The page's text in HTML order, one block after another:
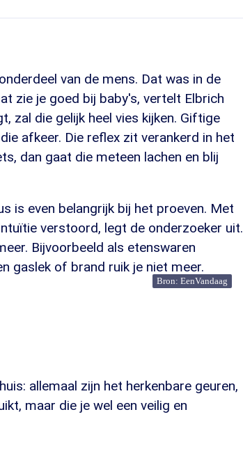
van de mens. Dat was in de
zie je goed bij baby's, vertelt Elbrich
zal die gelijk heel vies kijken. Giftige
afkeer. Die reflex zit verankerd in het
dan gaat die meteen lachen en blij
is even belangrijk bij het proeven. Met
verstoord, legt de onderzoeker uit.
Bijvoorbeeld als etenswaren
gaslek of brand ruik je niet meer.
Bron: EenVandaag
allemaal zijn het herkenbare geuren,
maar die je wel een veilig en